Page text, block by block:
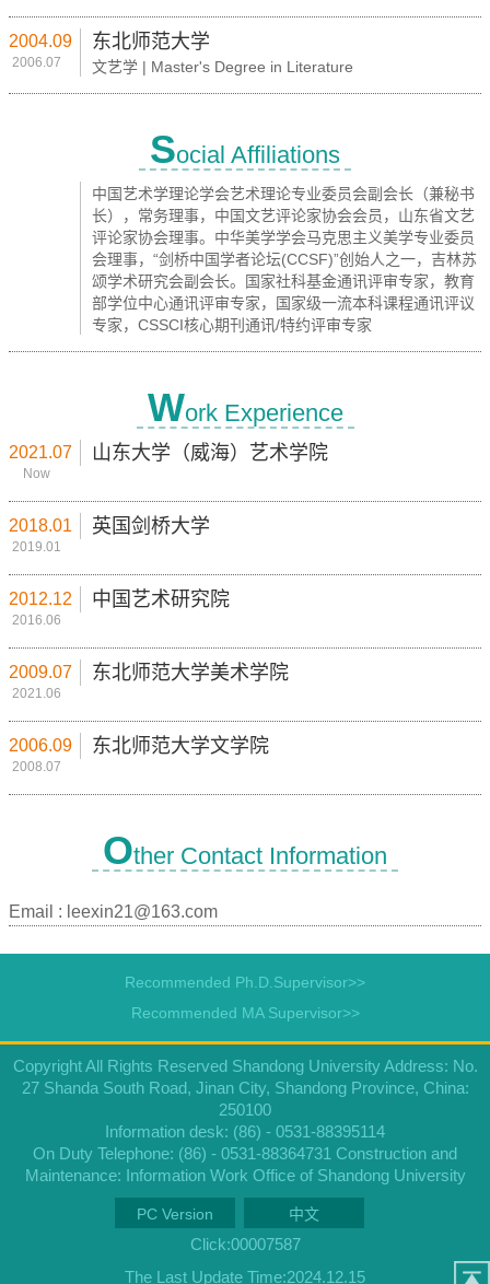
2004.09
2006.07
东北师范大学
文艺学 | Master's Degree in Literature
Social Affiliations
中国艺术学理论学会艺术理论专业委员会副会长（兼秘书
长），常务理事，中国文艺评论家协会会员，山东省文艺
评论家协会理事。中华美学学会马克思主义美学专业委员
会理事，“剑桥中国学者论坛(CCSF)”创始人之一，吉林苏
颂学术研究会副会长。国家社科基金通讯评审专家，教育
部学位中心通讯评审专家，国家级一流本科课程通讯评议
专家，CSSCI核心期刊通讯/特约评审专家
Work Experience
2021.07
Now
山东大学（威海）艺术学院
2018.01
2019.01
英国剑桥大学
2012.12
2016.06
中国艺术研究院
2009.07
2021.06
东北师范大学美术学院
2006.09
2008.07
东北师范大学文学院
Other Contact Information
Email : leexin21@163.com
Recommended Ph.D.Supervisor>>
Recommended MA Supervisor>>
Copyright All Rights Reserved Shandong University Address: No.
27 Shanda South Road, Jinan City, Shandong Province, China:
250100
Information desk: (86) - 0531-88395114
On Duty Telephone: (86) - 0531-88364731 Construction and
Maintenance: Information Work Office of Shandong University
PC Version 中文
Click:00007587
The Last Update Time:2024.12.15